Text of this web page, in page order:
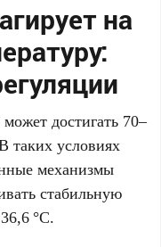
на
достигать 70–
таких условиях
механизмы
стабильную
°C.